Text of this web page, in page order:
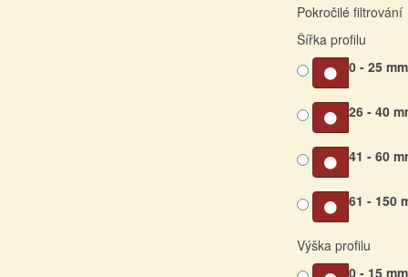
Pokročilé filtrování
Šířka profilu
0 - 25
26 - 40
41 - 60
61 - 150
Výška profilu
0 - 15